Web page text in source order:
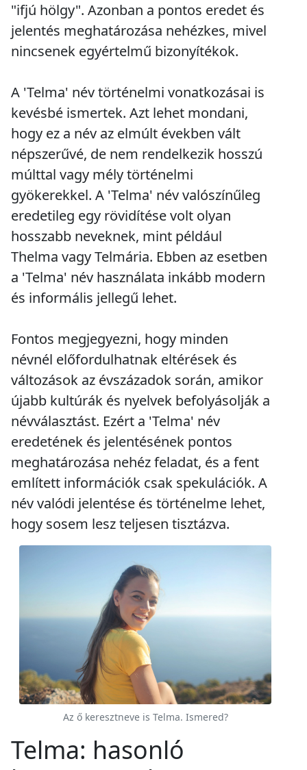
"ifjú hölgy". Azonban a pontos eredet és
jelentés meghatározása nehézkes, mivel
nincsenek egyértelmű bizonyítékok.
A 'Telma' név történelmi vonatkozásai is
kevésbé ismertek. Azt lehet mondani,
hogy ez a név az elmúlt években vált
népszerűvé, de nem rendelkezik hosszú
múlttal vagy mély történelmi
gyökerekkel. A 'Telma' név valószínűleg
eredetileg egy rövidítése volt olyan
hosszabb neveknek, mint például
Thelma vagy Telmária. Ebben az esetben
a 'Telma' név használata inkább modern
és informális jellegű lehet.
Fontos megjegyezni, hogy minden
névnél előfordulhatnak eltérések és
változások az évszázadok során, amikor
újabb kultúrák és nyelvek befolyásolják a
névválasztást. Ezért a 'Telma' név
eredetének és jelentésének pontos
meghatározása nehéz feladat, és a fent
említett információk csak spekulációk. A
név valódi jelentése és történelme lehet,
hogy sosem lesz teljesen tisztázva.
Az ő keresztneve is Telma. Ismered?
Telma: hasonló